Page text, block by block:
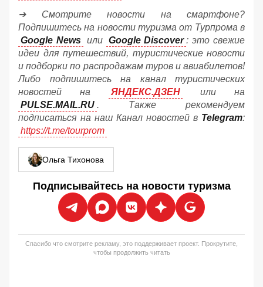
➔ Смотрите новости на смартфоне?
Подпишитесь на новости туризма от Турпрома в
Google News или Google Discover : это свежие
идеи для путешествий, туристические новости
и подборки по распродажам туров и авиабилетов!
Либо подпишитесь на канал туристических
новостей на
ЯНДЕКС.ДЗЕН
или на
PULSE.MAIL.RU . Также рекомендуем
подписаться на наш Канал новостей в Telegram:
https://t.me/tourprom
Ольга Тихонова
Подписывайтесь на новости туризма
Спасибо что смотрите рекламу, это поддерживает проект. Прокрутите,
чтобы продолжить читать